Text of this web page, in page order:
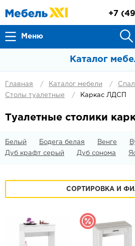
Меню
+7
Каталог
Главная Каталог мебели
Столы туалетные
Каркас ЛДСП
Туалетные столики
Белый Бодега белая Венге
Дуб крафт серый
Дуб сонома
СОРТИРОВКА И